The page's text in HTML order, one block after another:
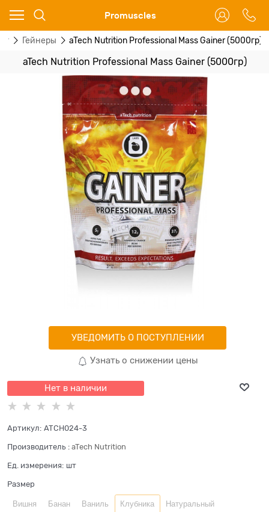
Promuscles
Гейнеры aTech Nutrition Professional Mass Gainer (5000гр)
aTech Nutrition Professional Mass Gainer (5000гр)
УВЕДОМИТЬ О ПОСТУПЛЕНИИ
Узнать о снижении цены
Нет в наличии
Артикул: ATCH024-3
Производитель : aTech Nutrition
Ед. измерения: шт
Размер
Вишня Банан Ваниль Клубника Натуральный
Ваш город - Москва,
угадали?
ДА НЕТ